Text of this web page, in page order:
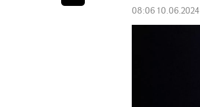
08:06 10.06.2024